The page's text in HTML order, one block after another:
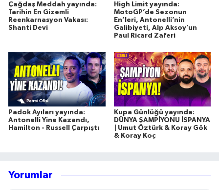
Çağdaş Meddah yayında:
Tarihin En Gizemli
Reenkarnasyon Vakası:
Shanti Devi
High Limit yayında:
MotoGP’de Sezonun
En’leri, Antonelli’nin
Galibiyeti, Alp Aksoy’un
Paul Ricard Zaferi
Padok Ayıları yayında:
Antonelli Yine Kazandı,
Hamilton - Russell Çarpıştı
Kupa Günlüğü yayında:
DÜNYA ŞAMPİYONU İSPANYA
| Umut Öztürk & Koray Gök
& Koray Koç
Yorumlar